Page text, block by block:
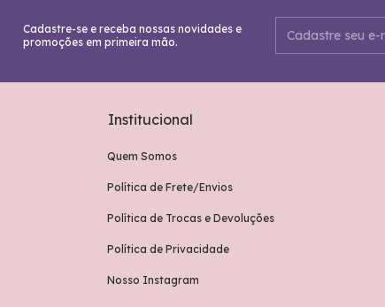
Cadastre-se e receba nossas novidades e
promoções em primeira mão.
Institucional
Quem Somos
Política de Frete/Envios
Política de Trocas e Devoluções
Política de Privacidade
Nosso Instagram